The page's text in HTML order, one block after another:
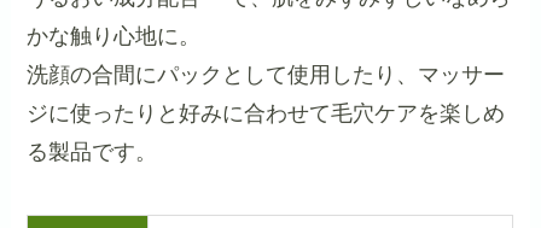
かな触り心地に。
洗顔の合間にパックとして使用したり、マッサー
ジに使ったりと好みに合わせて毛穴ケアを楽しめ
る製品です。